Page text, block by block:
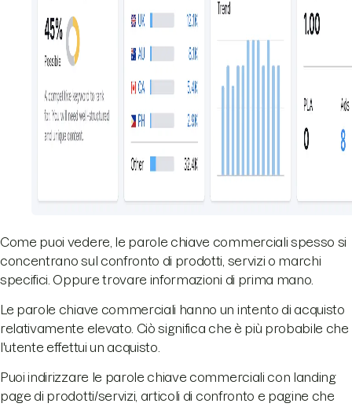
Come puoi vedere, le parole chiave commerciali spesso si
concentrano sul confronto di prodotti, servizi o marchi
specifici. Oppure trovare informazioni di prima mano.
Le parole chiave commerciali hanno un intento di acquisto
relativamente elevato. Ciò significa che è più probabile che
l'utente effettui un acquisto.
Puoi indirizzare le parole chiave commerciali con landing
page di prodotti/servizi, articoli di confronto e pagine che